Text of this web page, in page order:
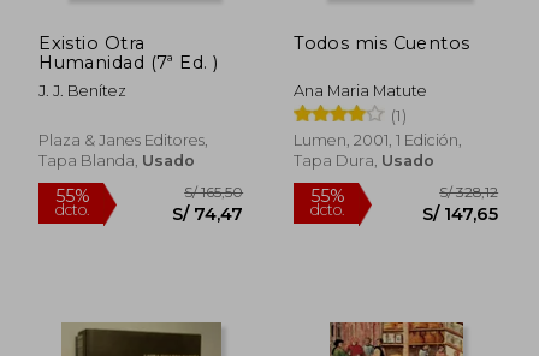
55%
dcto.
S/ 148,77
dcto.
Existio Otra
Humanidad (7ª Ed. )
J. J. Benítez
Plaza & Janes Editores,
Tapa Blanda, Usado
Todos mis Cuentos
Ana Maria Matute
(1)
Lumen, 2001, 1 Edición,
Tapa Dura, Usado